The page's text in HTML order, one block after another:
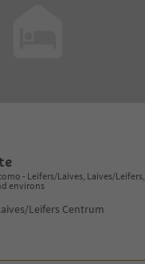
- Leifers/Laives, Laives/Leifers,
environs
Leifers Centrum